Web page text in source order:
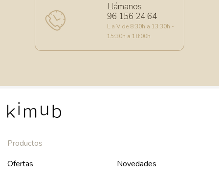
Llámanos
96 156 24 64
L a V de 8:30h a 13:30h -
15:30h a 18:00h
Productos
Ofertas
Novedades